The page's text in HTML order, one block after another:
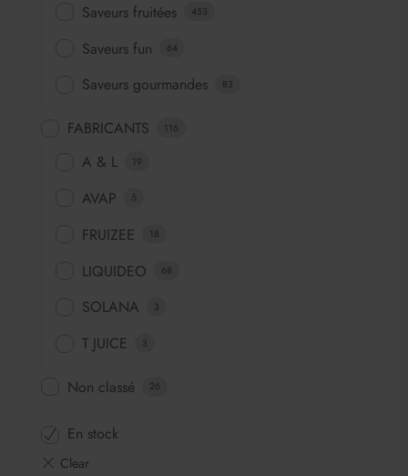
Saveurs fruitées 453
Saveurs fun 64
Saveurs gourmandes 83
FABRICANTS 116
A & L 19
AVAP 5
FRUIZEE 18
LIQUIDEO 68
SOLANA 3
T JUICE 3
Non classé 26
En stock